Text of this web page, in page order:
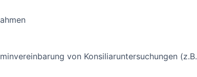
von Konsiliaruntersuchungen (z.B.